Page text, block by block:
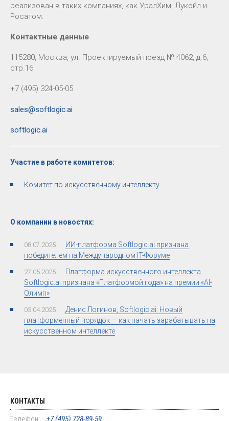
реализован в таких компаниях, как УралХим, Лукойл и
Росатом.
Контактные данные
115280, Москва, ул. Проектируемый поезд № 4062, д.6,
стр.16
+7 (495) 324-05-05
sales@softlogic.ai
softlogic.ai
Участие в работе комитетов:
Комитет по искусственному интеллекту
О компании в новостях:
08.07.2025
ИИ-платформа Softlogic.ai признана
победителем на Международном IT-Форуме
27.05.2025
Платформа искусственного интеллекта
Softlogic.ai признана «Платформой года» на премии «AI-
Олимп»
03.04.2025
Денис Логинов, Softlogic.ai: Новый
платформенный порядок — как начать зарабатывать на
искусственном интеллекте
КОНТАКТЫ
Телефон:
+7 (495) 728-89-59